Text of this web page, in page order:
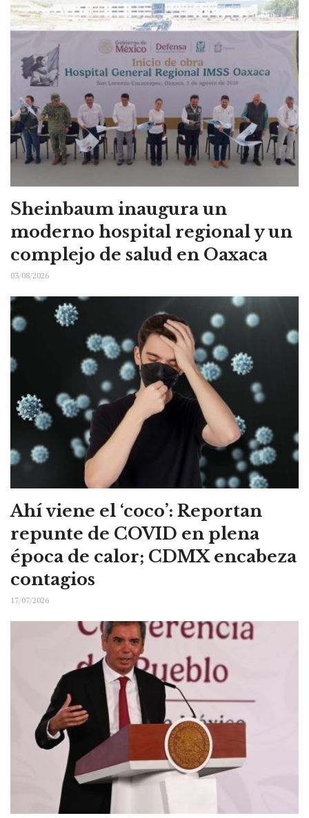
Sheinbaum inaugura un
moderno hospital regional y un
complejo de salud en Oaxaca
03/08/2026
Ahí viene el ‘coco’: Reportan
repunte de COVID en plena
época de calor; CDMX encabeza
contagios
17/07/2026